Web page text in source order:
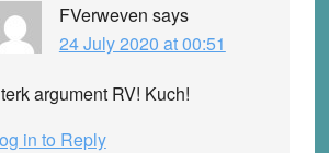
FVerweven says
24 July 2020 at 00:51
argument RV! Kuch!
in to Reply